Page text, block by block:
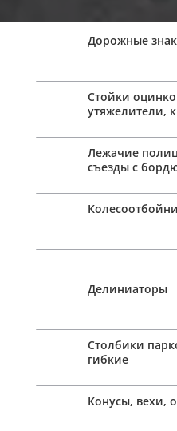
Дорожные
Стойки
утяжелители,
Лежачие
съезды с
Делиниаторы
Столбики
гибкие
Конусы, вехи,